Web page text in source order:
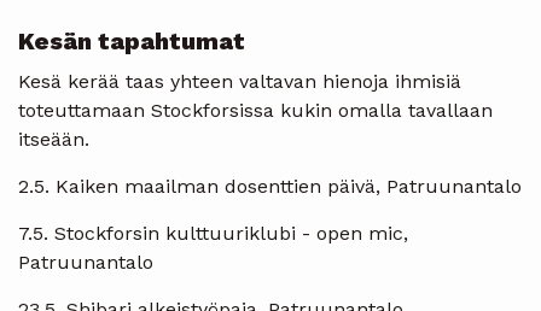
Kesän tapahtumat
Kesä kerää taas yhteen valtavan hienoja ihmisiä
toteuttamaan Stockforsissa kukin omalla tavallaan
itseään.
2.5. Kaiken maailman dosenttien päivä, Patruunantalo
7.5. Stockforsin kulttuuriklubi - open mic,
Patruunantalo